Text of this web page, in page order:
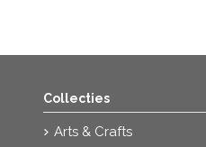
Collecties
Arts & Crafts